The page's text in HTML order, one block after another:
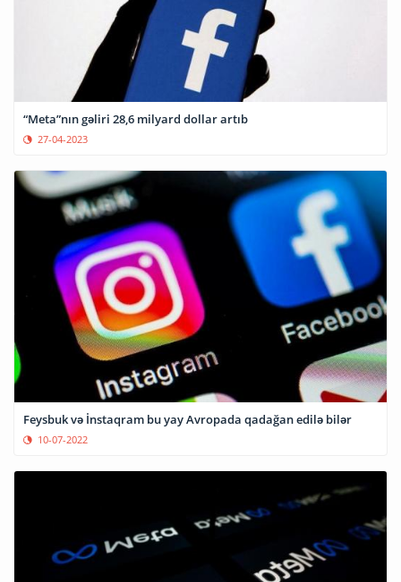
“Meta”nın gəliri 28,6 milyard dollar artıb
27-04-2023
Feysbuk və İnstaqram bu yay Avropada qadağan edilə bilər
10-07-2022